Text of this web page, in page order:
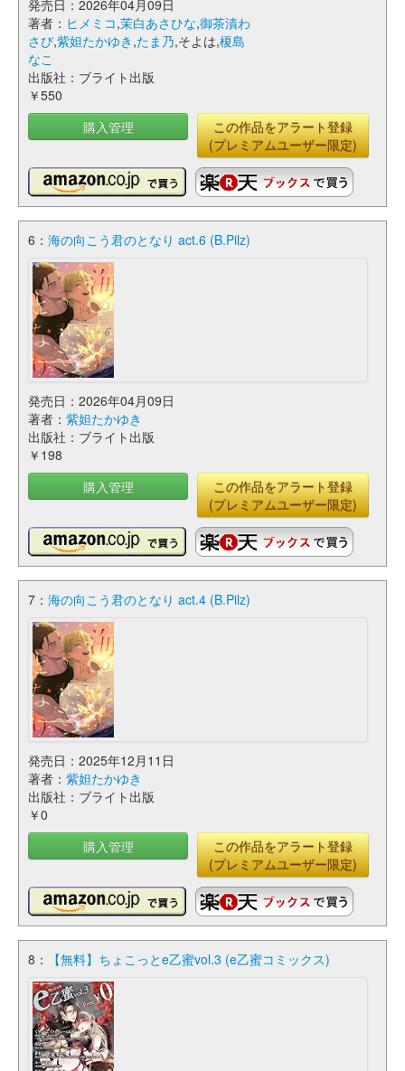
発売日：2026年04月09日
著者： ヒメミコ,茉白あさひな,御茶漬わ
さび,紫妲たかゆき ,たま乃,そよは,榎島
なこ
出版社：ブライト出版
￥550
購入管理
この作品をアラート登録
(プレミアムユーザー限定)
6： 海の向こう君のとなり act.6 (B.Pilz)
発売日：2026年04月09日
著者： 紫妲たかゆき
出版社：ブライト出版
￥198
購入管理
この作品をアラート登録
(プレミアムユーザー限定)
7： 海の向こう君のとなり act.4 (B.Pilz)
発売日：2025年12月11日
著者： 紫妲たかゆき
出版社：ブライト出版
￥0
購入管理
この作品をアラート登録
(プレミアムユーザー限定)
8： 【無料】ちょこっとe乙蜜vol.3 (e乙蜜コミックス)